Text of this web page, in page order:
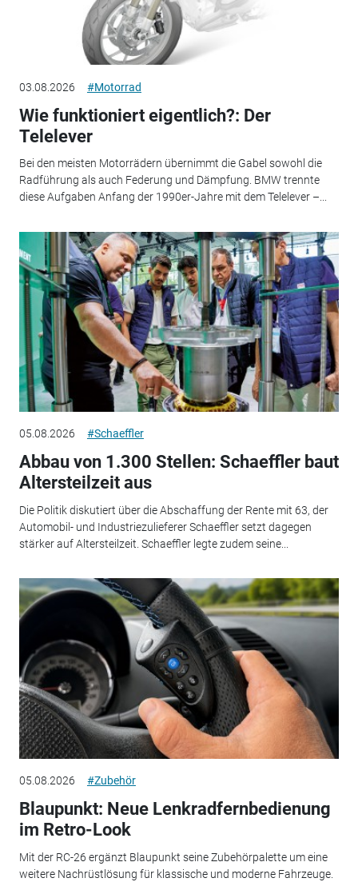
03.08.2026 #Motorrad
Wie funktioniert eigentlich?: Der
Telelever
Bei den meisten Motorrädern übernimmt die Gabel sowohl die
Radführung als auch Federung und Dämpfung. BMW trennte
diese Aufgaben Anfang der 1990er-Jahre mit dem Telelever –...
05.08.2026 #Schaeffler
Abbau von 1.300 Stellen: Schaeffler baut
Altersteilzeit aus
Die Politik diskutiert über die Abschaffung der Rente mit 63, der
Automobil- und Industriezulieferer Schaeffler setzt dagegen
stärker auf Altersteilzeit. Schaeffler legte zudem seine...
05.08.2026 #Zubehör
Blaupunkt: Neue Lenkradfernbedienung
im Retro-Look
Mit der RC-26 ergänzt Blaupunkt seine Zubehörpalette um eine
weitere Nachrüstlösung für klassische und moderne Fahrzeuge.